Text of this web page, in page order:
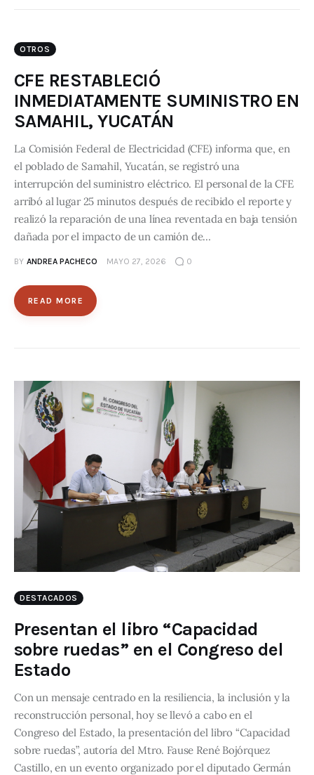
OTROS
CFE RESTABLECIÓ
INMEDIATAMENTE SUMINISTRO EN
SAMAHIL, YUCATÁN
La Comisión Federal de Electricidad (CFE) informa que, en
el poblado de Samahil, Yucatán, se registró una
interrupción del suministro eléctrico. El personal de la CFE
arribó al lugar 25 minutos después de recibido el reporte y
realizó la reparación de una línea reventada en baja tensión
dañada por el impacto de un camión de…
BY ANDREA PACHECO MAYO 27, 2026 0
READ MORE
DESTACADOS
Presentan el libro “Capacidad
sobre ruedas” en el Congreso del
Estado
Con un mensaje centrado en la resiliencia, la inclusión y la
reconstrucción personal, hoy se llevó a cabo en el
Congreso del Estado, la presentación del libro “Capacidad
sobre ruedas”, autoría del Mtro. Fause René Bojórquez
Castillo, en un evento organizado por el diputado Germán